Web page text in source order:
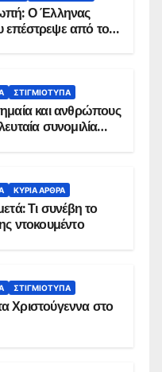
Ο Έλληνας
επέστρεψε από το
ΣΤΙΓΜΙΌΤΥΠΑ
και ανθρώπους
συνομιλία
ΚΥΡΙΑ ΑΡΘΡΑ
Τι συνέβη το
1996 και ο χάρτης ντοκουμέντο
ΣΤΙΓΜΙΌΤΥΠΑ
Χριστούγεννα στο